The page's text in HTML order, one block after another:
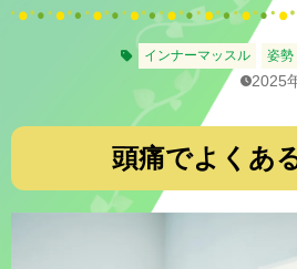
インナーマッスル 姿勢
2025
頭痛でよくあ